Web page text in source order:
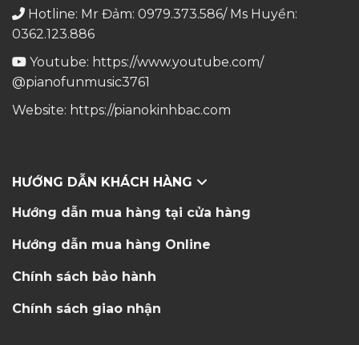
Hotline: Mr Đảm: 0979.373.586/ Ms Huyền:
0362.123.886
Youtube: https://www.youtube.com/
@pianofunmusic3761
Website: https://pianokinhbac.com
HƯỚNG DẪN KHÁCH HÀNG
Hướng dẫn mua hàng tại cửa hàng
Hướng dẫn mua hàng Online
Chính sách bảo hành
Chính sách giao nhận